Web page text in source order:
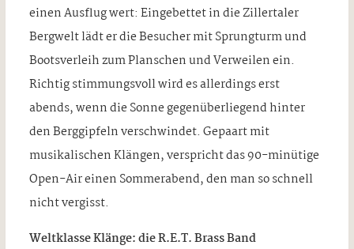
einen Ausflug wert: Eingebettet in die Zillertaler
Bergwelt lädt er die Besucher mit Sprungturm und
Bootsverleih zum Planschen und Verweilen ein.
Richtig stimmungsvoll wird es allerdings erst
abends, wenn die Sonne gegenüberliegend hinter
den Berggipfeln verschwindet. Gepaart mit
musikalischen Klängen, verspricht das 90-minütige
Open-Air einen Sommerabend, den man so schnell
nicht vergisst.
Weltklasse Klänge: die R.E.T. Brass Band